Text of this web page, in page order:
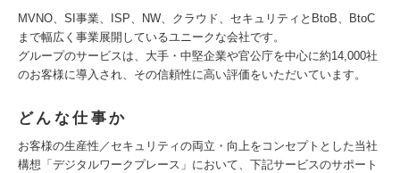
MVNO、SI事業、ISP、NW、クラウド、セキュリティとBtoB、BtoC
まで幅広く事業展開しているユニークな会社です。
グループのサービスは、大手・中堅企業や官公庁を中心に約14,000社
のお客様に導入され、その信頼性に高い評価をいただいています。
どんな仕事か
お客様の生産性／セキュリティの両立・向上をコンセプトとした当社
構想「デジタルワークプレース」において、下記サービスのサポート